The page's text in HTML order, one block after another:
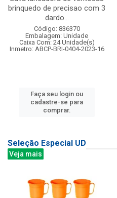
brinquedo de precisao com 3
dardo...
Código: 836370
Embalagem: Unidade
Caixa Com: 24 Unidade(s)
Inmetro: ABCP-BRI-0404-2023-16
Faça seu login ou
cadastre-se para
comprar.
Seleção Especial UD
Veja mais